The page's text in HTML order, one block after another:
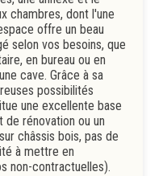
chambres, dont l'une
offre un beau
selon vos besoins, que
en bureau ou en
cave. Grâce à sa
possibilités
une excellente base
de rénovation ou un
châssis bois, pas de
à mettre en
non-contractuelles).